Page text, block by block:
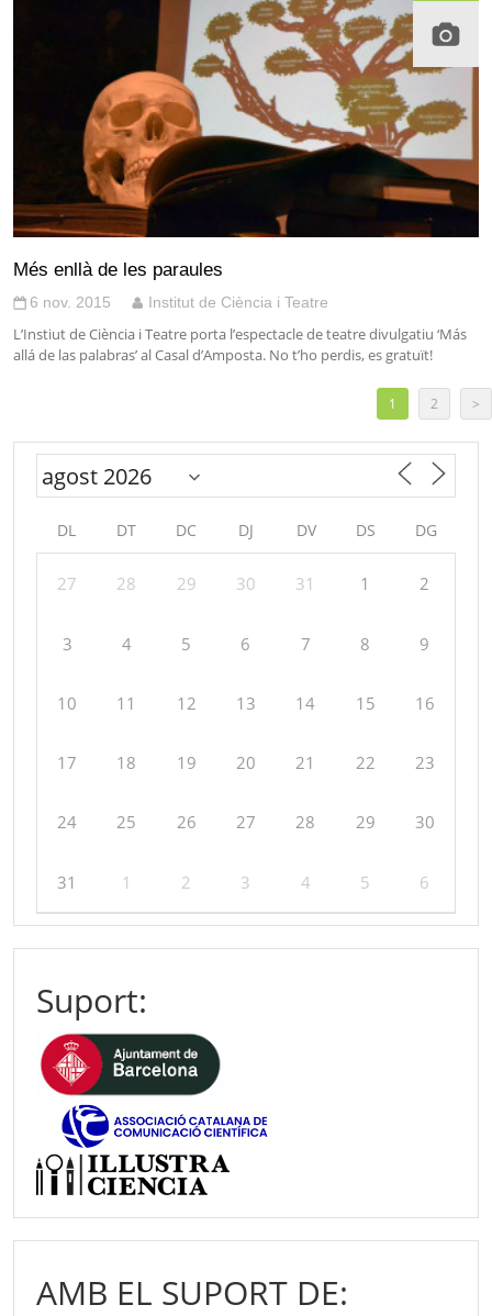
Més enllà de les paraules
6 nov. 2015 Institut de Ciència i Teatre
L’Instiut de Ciència i Teatre porta l’espectacle de teatre divulgatiu ‘Más
allá de las palabras’ al Casal d’Amposta. No t’ho perdis, es gratuït!
1 2 >
DL DT DC DJ DV DS DG
27 28 29 30 31 1 2
3 4 5 6 7 8 9
10 11 12 13 14 15 16
17 18 19 20 21 22 23
24 25 26 27 28 29 30
31 1 2 3 4 5 6
Suport:
AMB EL SUPORT DE: